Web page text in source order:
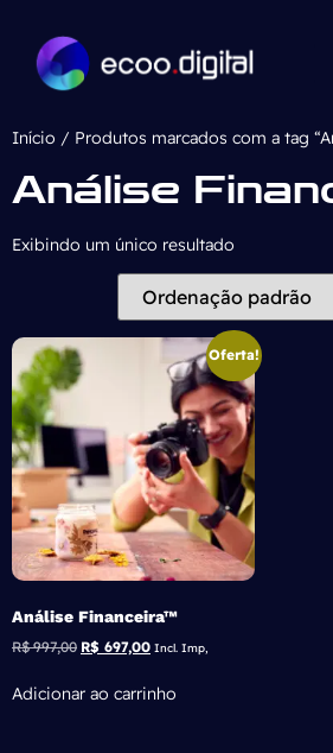
Início / Produtos marcados com a tag
Análise
Exibindo um único resultado
Oferta!
Análise Financeira™
R$997,00 R$ 697,00 Incl. Imp,
Adicionar ao carrinho